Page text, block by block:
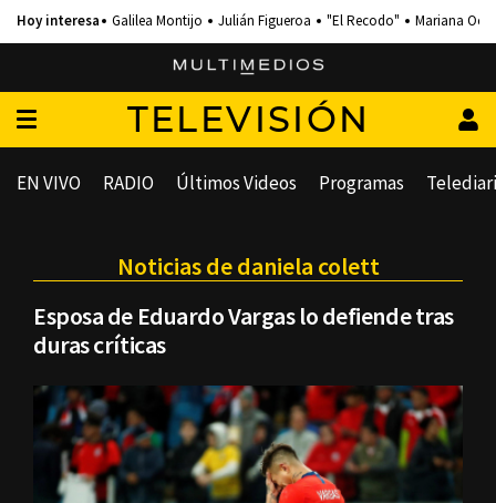
Galilea Montijo Julián Figueroa "El Recodo" Mariana
TELEVISIÓN
EN VIVO RADIO Últimos Videos Programas
Noticias de daniela colett
Esposa de Eduardo Vargas lo defiende tras
duras críticas